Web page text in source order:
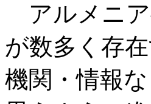
アルメニア
が数多く存
機関・情報